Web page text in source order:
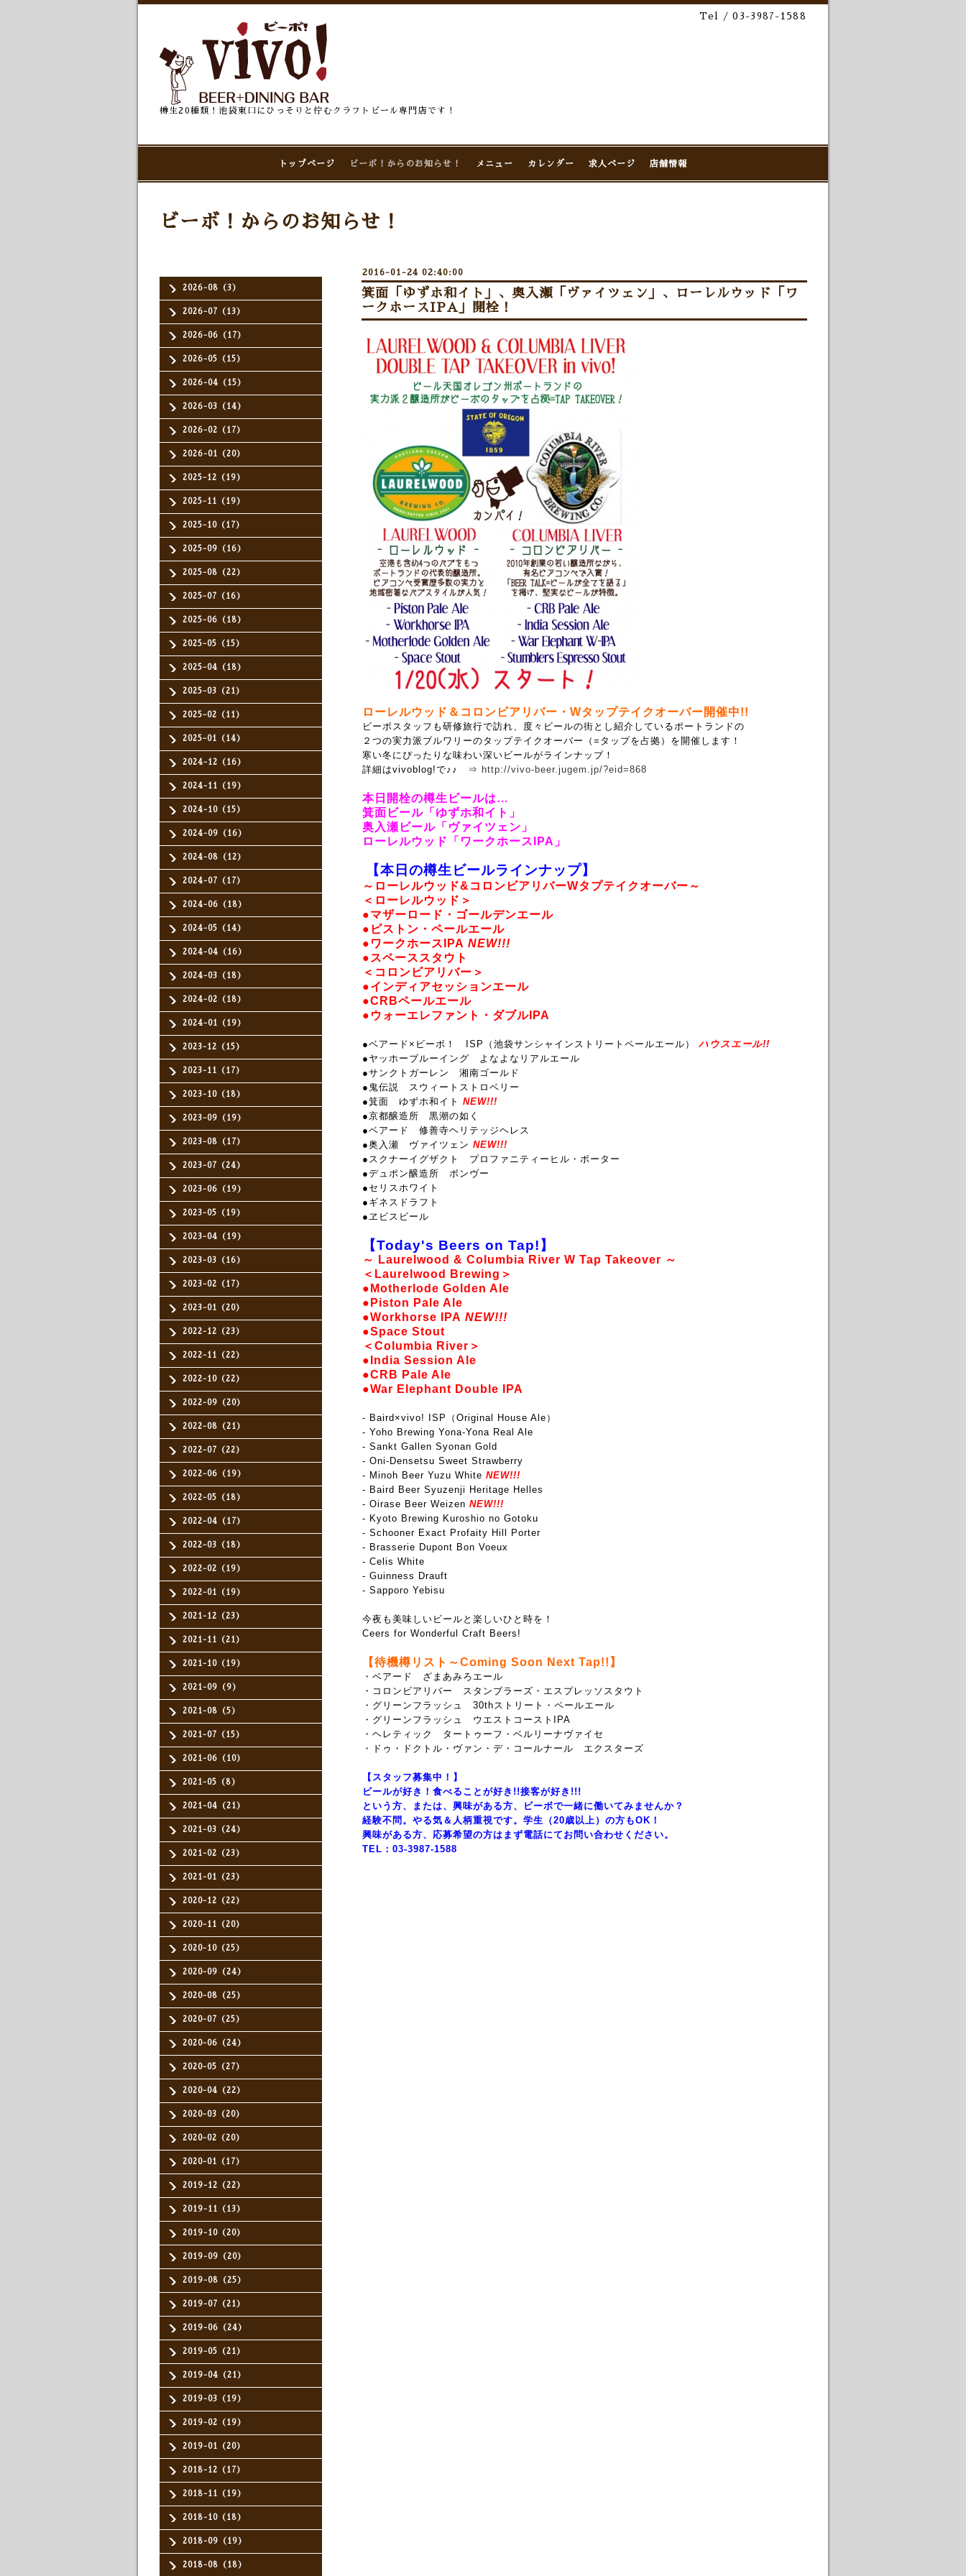
Tel / 03-3987-1588
樽生20種類！池袋東口にひっそりと佇むクラフトビール専門店です！
トップページ ビーボ！からのお知らせ！ メニュー カレンダー 求人ページ 店舗情報
2026-08（3）
2026-07（13）
2026-06（17）
2026-05（15）
2026-04（15）
2026-03（14）
2026-02（17）
2026-01（20）
2025-12（19）
2025-11（19）
2025-10（17）
2025-09（16）
2025-08（22）
2025-07（16）
2025-06（18）
2025-05（15）
2025-04（18）
2025-03（21）
2025-02（11）
2025-01（14）
2024-12（16）
2024-11（19）
2024-10（15）
2024-09（16）
2024-08（12）
2024-07（17）
2024-06（18）
2024-05（14）
2024-04（16）
2024-03（18）
2024-02（18）
2024-01（19）
2023-12（15）
2023-11（17）
2023-10（18）
2023-09（19）
2023-08（17）
2023-07（24）
2023-06（19）
2023-05（19）
2023-04（19）
2023-03（16）
2023-02（17）
2023-01（20）
2022-12（23）
2022-11（22）
2022-10（22）
2022-09（20）
2022-08（21）
2022-07（22）
2022-06（19）
2022-05（18）
2022-04（17）
2022-03（18）
2022-02（19）
2022-01（19）
2021-12（23）
2021-11（21）
2021-10（19）
2021-09（9）
2021-08（5）
2021-07（15）
2021-06（10）
2021-05（8）
2021-04（21）
2021-03（24）
2021-02（23）
2021-01（23）
2020-12（22）
2020-11（20）
2020-10（25）
2020-09（24）
2020-08（25）
2020-07（25）
2020-06（24）
2020-05（27）
2020-04（22）
2020-03（20）
2020-02（20）
2020-01（17）
2019-12（22）
2019-11（13）
2019-10（20）
2019-09（20）
2019-08（25）
2019-07（21）
2019-06（24）
2019-05（21）
2019-04（21）
2019-03（19）
2019-02（19）
2019-01（20）
2018-12（17）
2018-11（19）
2018-10（18）
2018-09（19）
2018-08（18）
ビーボ！からのお知らせ！
2016-01-24 02:40:00
箕面「ゆずホ和イト」、奥入瀬「ヴァイツェン」、ローレルウッド「ワ
ークホースIPA」開栓！
ローレルウッド＆コロンビアリバー・Wタップテイクオーバー開催中!!
ビーボスタッフも研修旅行で訪れ、度々ビールの街とし紹介しているポートランドの
２つの実力派ブルワリーのタップテイクオーバー（=タップを占拠）を開催します！
寒い冬にぴったりな味わい深いビールがラインナップ！
詳細はvivoblog!で♪♪ ⇒ http://vivo-beer.jugem.jp/?eid=868
本日開栓の樽生ビールは…
箕面ビール「ゆずホ和イト」
奥入瀬ビール「ヴァイツェン」
ローレルウッド「ワークホースIPA」
【本日の樽生ビールラインナップ】
～ローレルウッド&コロンビアリバーWタプテイクオーバー～
＜ローレルウッド＞
●マザーロード・ゴールデンエール
●ピストン・ペールエール
●ワークホースIPA NEW!!!
●スペーススタウト
＜コロンビアリバー＞
●インディアセッションエール
●CRBペールエール
●ウォーエレファント・ダブルIPA
●ベアード×ビーボ！ ISP（池袋サンシャインストリートペールエール）
ハウスエール!!
●ヤッホーブルーイング よなよなリアルエール
●サンクトガーレン 湘南ゴールド
●鬼伝説 スウィートストロベリー
●箕面 ゆずホ和イト NEW!!!
●京都醸造所 黒潮の如く
●ベアード 修善寺ヘリテッジヘレス
●奥入瀬 ヴァイツェン NEW!!!
●スクナーイグザクト プロファニティーヒル・ポーター
●デュポン醸造所 ボンヴー
●セリスホワイト
●ギネスドラフト
●ヱビスビール
【Today's Beers on Tap!】
～ Laurelwood & Columbia River W Tap Takeover ～
＜Laurelwood Brewing＞
●Motherlode Golden Ale
●Piston Pale Ale
●Workhorse IPA NEW!!!
●Space Stout
＜Columbia River＞
●India Session Ale
●CRB Pale Ale
●War Elephant Double IPA
- Baird×vivo! ISP（Original House Ale）
- Yoho Brewing Yona-Yona Real Ale
- Sankt Gallen Syonan Gold
- Oni-Densetsu Sweet Strawberry
- Minoh Beer Yuzu White NEW!!!
- Baird Beer Syuzenji Heritage Helles
- Oirase Beer Weizen NEW!!!
- Kyoto Brewing Kuroshio no Gotoku
- Schooner Exact Profaity Hill Porter
- Brasserie Dupont Bon Voeux
- Celis White
- Guinness Drauft
- Sapporo Yebisu
今夜も美味しいビールと楽しいひと時を！
Ceers for Wonderful Craft Beers!
【待機樽リスト～Coming Soon Next Tap!!】
・ベアード ざまあみろエール
・コロンビアリバー スタンブラーズ・エスプレッソスタウト
・グリーンフラッシュ 30thストリート・ペールエール
・グリーンフラッシュ ウエストコーストIPA
・ヘレティック タートゥーフ・ベルリーナヴァイセ
・ドゥ・ドクトル・ヴァン・デ・コールナール エクスターズ
【スタッフ募集中！】
ビールが好き！食べることが好き!!接客が好き!!!
という方、または、興味がある方、ビーボで一緒に働いてみませんか？
経験不問。やる気＆人柄重視です。学生（20歳以上）の方もOK！
興味がある方、応募希望の方はまず電話にてお問い合わせください。
TEL：03-3987-1588